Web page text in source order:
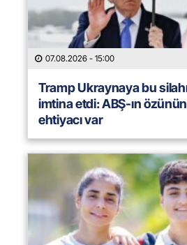
07.08.2026 - 15:00
Tramp Ukraynaya bu
imtina etdi: ABŞ-ın
ehtiyacı var